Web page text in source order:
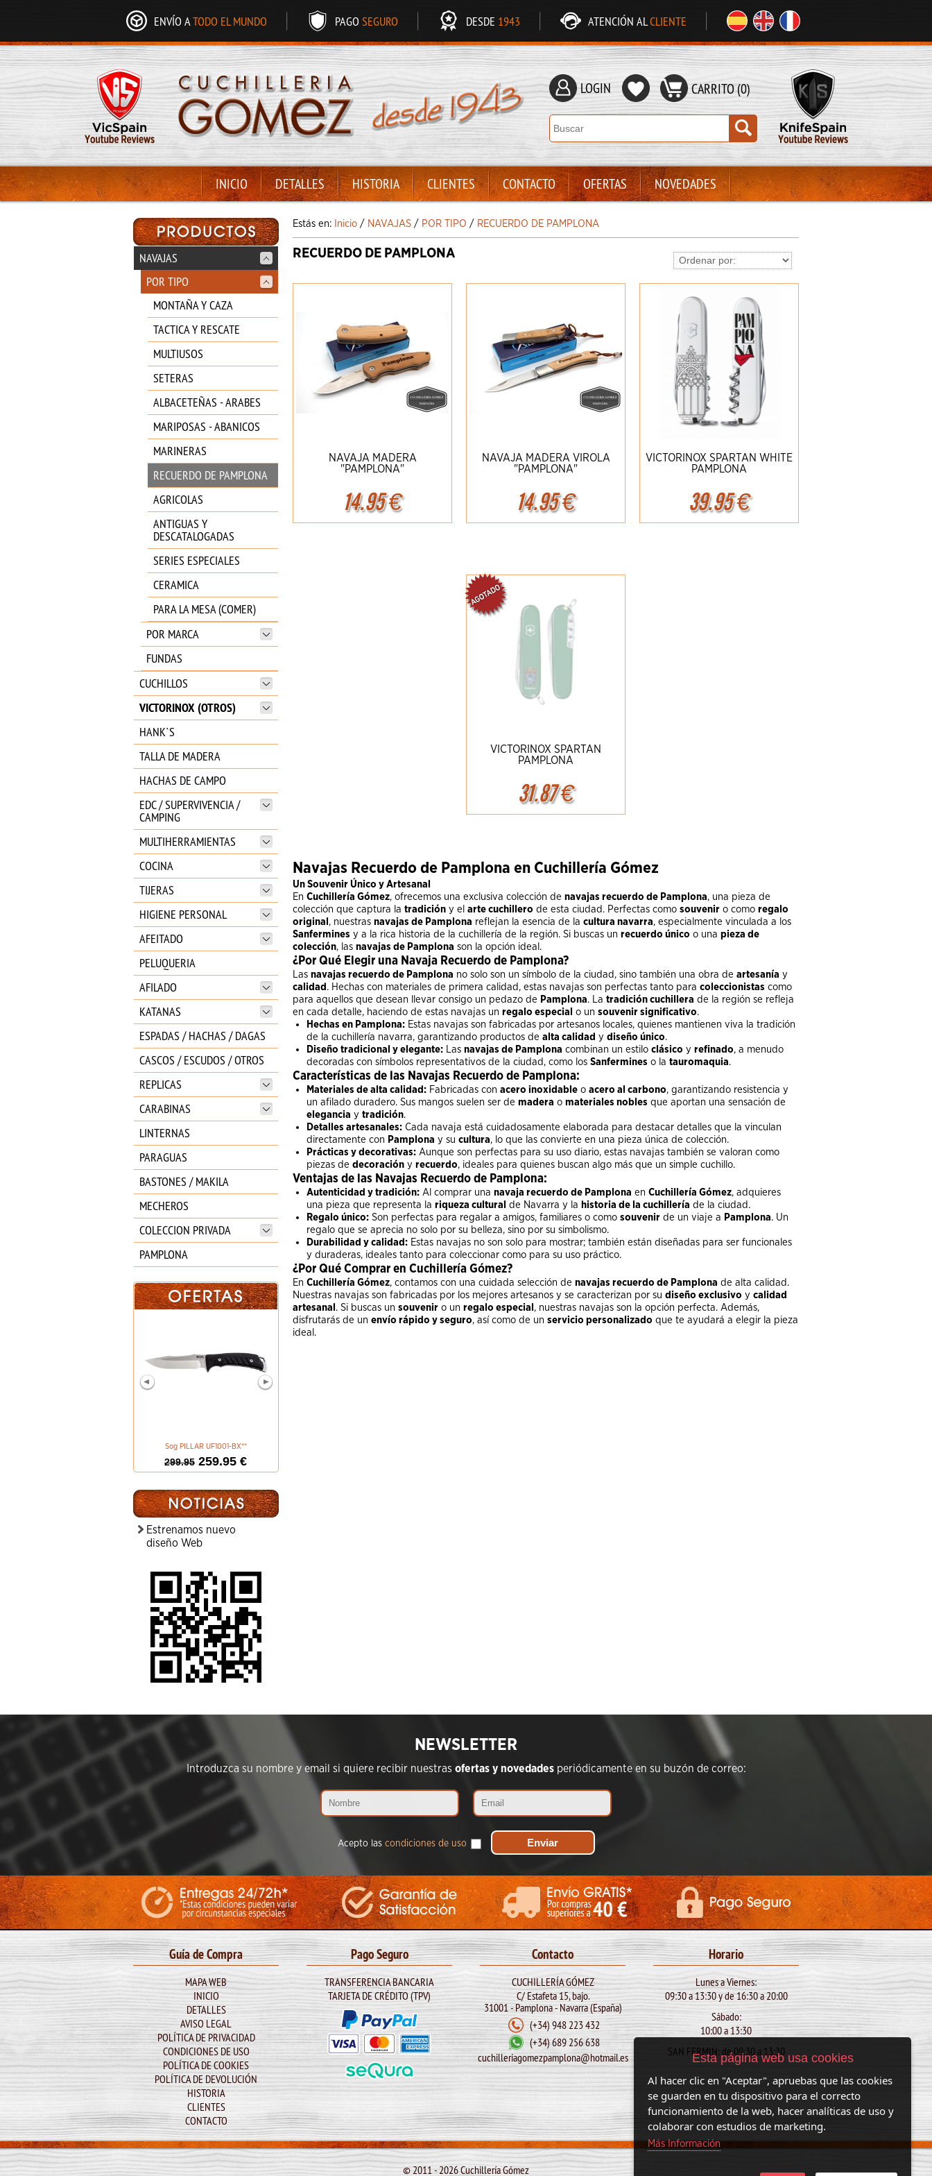
ENVÍO ATODO EL MUNDO PAGO SEGURO DESDE 1943 ATENCIÓN ALCLIENTE
LOGIN CARRITO (0)
INICIO DETALLES HISTORIA CLIENTES CONTACTO OFERTAS NOVEDADES
NAVAJAS
POR TIPO
MONTAÑA Y CAZA
TACTICA Y RESCATE
MULTIUSOS
SETERAS
ALBACETEÑAS - ARABES
MARIPOSAS - ABANICOS
MARINERAS
RECUERDO DE PAMPLONA
AGRICOLAS
ANTIGUAS Y
DESCATALOGADAS
SERIES ESPECIALES
CERAMICA
PARA LA MESA (COMER)
POR MARCA
FUNDAS
CUCHILLOS
VICTORINOX (OTROS)
HANK`S
TALLA DE MADERA
HACHAS DE CAMPO
EDC / SUPERVIVENCIA /
CAMPING
MULTIHERRAMIENTAS
COCINA
TIJERAS
HIGIENE PERSONAL
AFEITADO
PELUQUERIA
AFILADO
KATANAS
ESPADAS / HACHAS / DAGAS
CASCOS / ESCUDOS / OTROS
REPLICAS
CARABINAS
LINTERNAS
PARAGUAS
BASTONES / MAKILA
MECHEROS
COLECCION PRIVADA
PAMPLONA
Sog PILLAR UF1001-BX**
299.95 259.95 €
Estrenamos nuevo
diseño Web
Estás en: Inicio / NAVAJAS / POR TIPO / RECUERDO DE PAMPLONA
RECUERDO DE PAMPLONA
NAVAJA MADERA
"PAMPLONA"
14.95€
Ampliar Detalles
NAVAJA MADERA VIROLA
"PAMPLONA"
14.95€
Ampliar Detalles
VICTORINOX SPARTAN WHITE
PAMPLONA
39.95€
Ampliar Detalles
VICTORINOX SPARTAN
PAMPLONA
31.87€
Ampliar Detalles
Navajas Recuerdo de Pamplona en Cuchillería Gómez
Un Souvenir Único y Artesanal
En Cuchillería Gómez, ofrecemos una exclusiva colección de navajas recuerdo de Pamplona, una pieza de
colección que captura la tradición y el arte cuchillero de esta ciudad. Perfectas como souvenir o como regalo
original , nuestras navajas de Pamplona reflejan la esencia de la cultura navarra, especialmente vinculada a los
Sanfermines y a la rica historia de la cuchillería de la región. Si buscas un recuerdo único o una pieza de
colección, las navajas de Pamplona son la opción ideal.
¿Por Qué Elegir una Navaja Recuerdo de Pamplona?
Las navajas recuerdo de Pamplona no solo son un símbolo de la ciudad, sino también una obra de artesanía y
calidad . Hechas con materiales de primera calidad, estas navajas son perfectas tanto para coleccionistas como
para aquellos que desean llevar consigo un pedazo de Pamplona. La tradición cuchillera de la región se refleja
en cada detalle, haciendo de estas navajas un regalo especial o un souvenir significativo.
Hechas en Pamplona: Estas navajas son fabricadas por artesanos locales, quienes mantienen viva la tradición
de la cuchillería navarra, garantizando productos de alta calidad y diseño único.
Diseño tradicional y elegante: Las navajas de Pamplona combinan un estilo clásico y refinado, a menudo
decoradas con símbolos representativos de la ciudad, como los Sanfermines o la tauromaquia.
Características de las Navajas Recuerdo de Pamplona:
Materiales de alta calidad: Fabricadas con acero inoxidable o acero al carbono, garantizando resistencia y
un afilado duradero. Sus mangos suelen ser de madera o materiales nobles que aportan una sensación de
elegancia y tradición.
Detalles artesanales: Cada navaja está cuidadosamente elaborada para destacar detalles que la vinculan
directamente con Pamplona y su cultura, lo que las convierte en una pieza única de colección.
Prácticas y decorativas: Aunque son perfectas para su uso diario, estas navajas también se valoran como
piezas de decoración y recuerdo, ideales para quienes buscan algo más que un simple cuchillo.
Ventajas de las Navajas Recuerdo de Pamplona:
Autenticidad y tradición: Al comprar una navaja recuerdo de Pamplona en Cuchillería Gómez, adquieres
una pieza que representa la riqueza cultural de Navarra y la historia de la cuchillería de la ciudad.
Regalo único: Son perfectas para regalar a amigos, familiares o como souvenir de un viaje a Pamplona. Un
regalo que se aprecia no solo por su belleza, sino por su simbolismo.
Durabilidad y calidad: Estas navajas no son solo para mostrar; también están diseñadas para ser funcionales
y duraderas, ideales tanto para coleccionar como para su uso práctico.
¿Por Qué Comprar en Cuchillería Gómez?
En Cuchillería Gómez, contamos con una cuidada selección de navajas recuerdo de Pamplona de alta calidad.
Nuestras navajas son fabricadas por los mejores artesanos y se caracterizan por su diseño exclusivo y calidad
artesanal . Si buscas un souvenir o un regalo especial , nuestras navajas son la opción perfecta. Además,
disfrutarás de un envío rápido y seguro, así como de un servicio personalizado que te ayudará a elegir la pieza
ideal.
NEWSLETTER
Introduzca su nombre y email si quiere recibir nuestras ofertas y novedadesperiódicamente en su buzón de correo:
Acepto las condiciones de uso
Guía de Compra
MAPA WEB
INICIO
DETALLES
AVISO LEGAL
POLÍTICA DE PRIVACIDAD
CONDICIONES DE USO
POLÍTICA DE COOKIES
POLÍTICA DE DEVOLUCIÓN
HISTORIA
CLIENTES
CONTACTO
Pago Seguro
TRANSFERENCIA BANCARIA
TARJETA DE CRÉDITO (TPV)
Contacto
CUCHILLERÍA GÓMEZ
C/ Estafeta 15, bajo.
31001 - Pamplona - Navarra (España)
(+34) 948 223 432
(+34) 689 256 638
cuchilleriagomezpamplona@hotmail.es
Horario
Lunes a Viernes:
09:30 a 13:30 y de 16:30 a 20:00
Sábado:
10:00 a 13:30
SAN FERMIN: de 09:30 a 13:30
© 2011 -2026 Cuchillería Gómez
Esta página web usa cookies
Al hacer clic en "Aceptar", apruebas que las cookies
se guarden en tu dispositivo para el correcto
funcionamiento de la web, hacer analíticas de uso y
colaborar con estudios de marketing.
Más Información